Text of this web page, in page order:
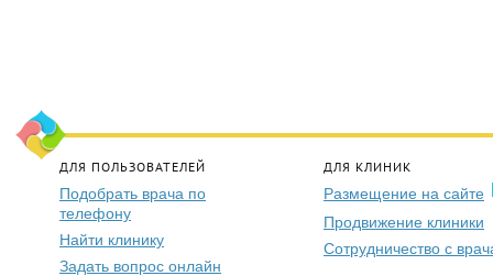
ДЛЯ ПОЛЬЗОВАТЕЛЕЙ
Подобрать врача по
телефону
Найти клинику
Задать вопрос онлайн
ДЛЯ КЛИНИК
Размещение на сайте
Продвижение клиники
Сотрудничество с